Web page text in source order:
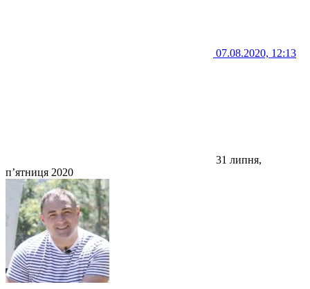
07.08.2020, 12:13
31 липня,
п’ятниця 2020